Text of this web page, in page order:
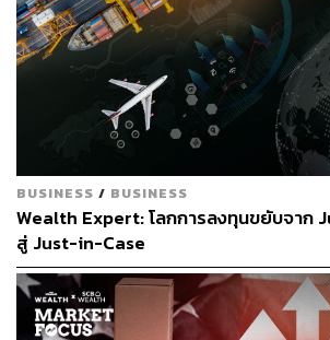
และคาดว่า CPALL จะรายงานกำไรปกติเ
เป็นอันดับ 2 ของกลุ่มพาณิชย์ (รองจาก
สู่ 1.7 หมื่นล้านบาท โดยการเติบโต 11%
กำไรที่ดีขึ้นจาก MAKRO และ Lotus’s เ
มาร์จิ้นปรับตัวดีขึ้น และการผนึกกำลังทา
และที่เหลือเกิดจากธุรกิจร้านสะดวกซื้อ
เพราะ SSS ดีขึ้นจากเศรษฐกิจฟื้นตัวและ
และมาร์จิ้นฟื้นตัวจากการมีสัดส่วนการข
อย่างไรก็ดี ราคาหุ้น CPALL ที่ปรับตัวลดล
Underperform SET อยู่ 4% ในช่วง 3 เดื
กำไร 4Q65 ที่ออกมาต่ำกว่าคาด เนื่องจา
BUSINESS / BUSINESS
Wealth Expert: โลกการลงทุนขยับจาก
สู่ Just-in-Case